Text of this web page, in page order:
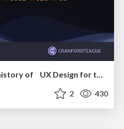
A brief & incomplete history of UX Design for the World Wide Web: 1989–2019
2 430